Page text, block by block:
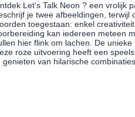
Let's Talk Neon ? een vrolijk
je twee afbeeldingen,
toegestaan: enkel
kan iedereen meteen
hier flink om lachen. De
roze uitvoering heeft een
genieten van hilarische